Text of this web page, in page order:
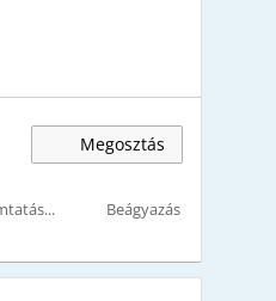
Megosztás
Beágyazás